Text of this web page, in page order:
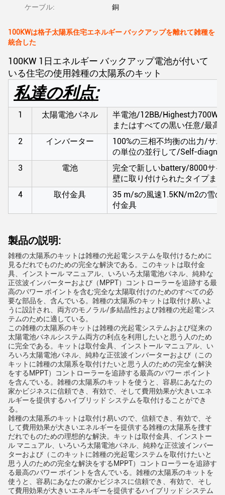
ケーブル: 銅
100KWは格子太陽系住宅エネルギー バックアップを離れて雑種を
統合した
100KW 1日エネルギー バックアップ電池が付いて
いる住宅の使用雑種の太陽系のキット
私達の利点:
1 太陽電池パネル
半電池/12BB/Highest力700W/
またはすべての黒い任意/最高
2
インバーター
100%の三相不均衡の出力/サ
の単位の並行して/Self-
3
電池
完全で新しいbattery/8000サ
壁に取り付けられたタイプま
4
取付金具
35 m/sの風速1.5KN/m2の雪
付金具
製品の説明:
雑種の太陽系のキットは雑種の光起電システムを取付けるために
見るだれでものための完全な解決である。このキットは取付金
具、インストール マニュアル、いろいろ太陽電池パネル、純粋な
正弦波インバーターおよび（MPPT）コントローラーを追跡する最
高のパワー ポイントを含む完全な太陽取付けのためのすべての必
要な部品を、含んでいる。雑種の太陽系のキットは取付け易いよ
うに設計され、両方のモノラル/多結晶性および雑種の光起電シス
テムのために適している。
この雑種の太陽系のキットは雑種の光起電システムおよび従来の
太陽電池パネルシステム両方の利点を利用したいと思う人のため
に完全である。キットは取付金具、インストール マニュアル、い
ろいろ太陽電池パネル、純粋な正弦波インバーターおよび（この
キットに雑種の太陽系を取付けたいと思う人のための完全な解決
をするMPPT）コントローラーを追跡する最高のパワー ポイント
を含んでいる。雑種の太陽系のキットを使うと、容易にあなたの
家かビジネスに信頼でき、有効で、そして費用効果が大きいエネ
ルギーを提供するハイブリッド システムを取付けることができ
る。
雑種の太陽系のキットは取付け易いので、信頼でき、有効で、そ
して費用効果が大きいエネルギーを提供する雑種の太陽系を捜す
だれでものための理想的な解決。キットは取付金具、インストー
ル マニュアル、いろいろ太陽電池パネル、純粋な正弦波インバー
ターおよび（このキットに雑種の光起電システムを取付けたいと
思う人のための完全な解決をするMPPT）コントローラーを追跡す
る最高のパワー ポイントを含んでいる。雑種の太陽系のキットを
使うと、容易にあなたの家かビジネスに信頼でき、有効で、そし
て費用効果が大きいエネルギーを提供するハイブリッド システム